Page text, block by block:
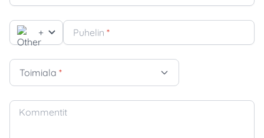
+ Puhelin *
Toimiala *
Kommentit